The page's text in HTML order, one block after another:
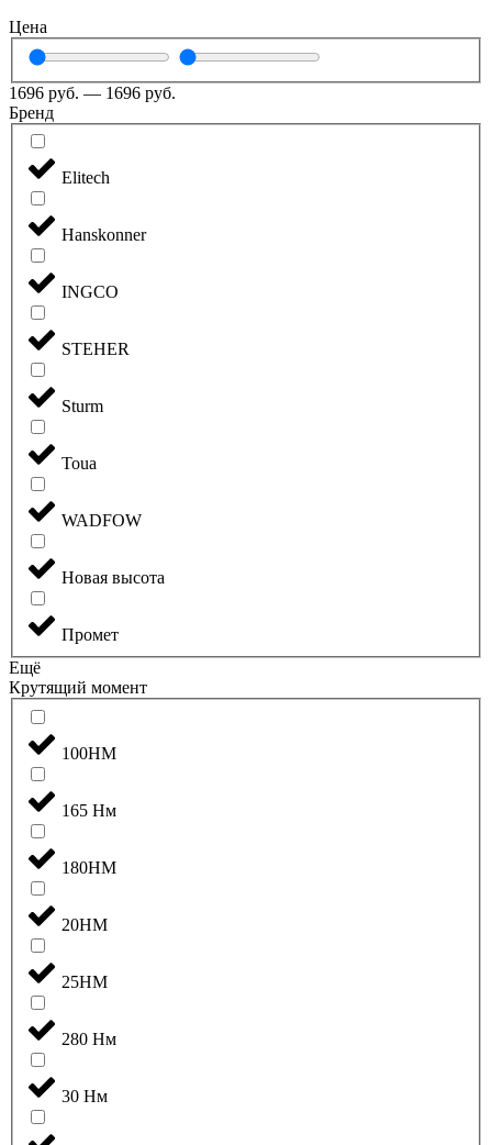
Цена
1696 руб. — 1696 руб.
Бренд
Elitech
Hanskonner
INGCO
STEHER
Sturm
Toua
WADFOW
Новая высота
Промет
Ещё
Крутящий момент
100НМ
165 Нм
180НМ
20НМ
25НМ
280 Нм
30 Нм